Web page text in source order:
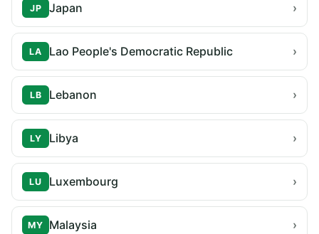
JP Japan ›
LA Lao People's Democratic Republic ›
LB Lebanon ›
LY Libya ›
LU Luxembourg ›
MY Malaysia ›